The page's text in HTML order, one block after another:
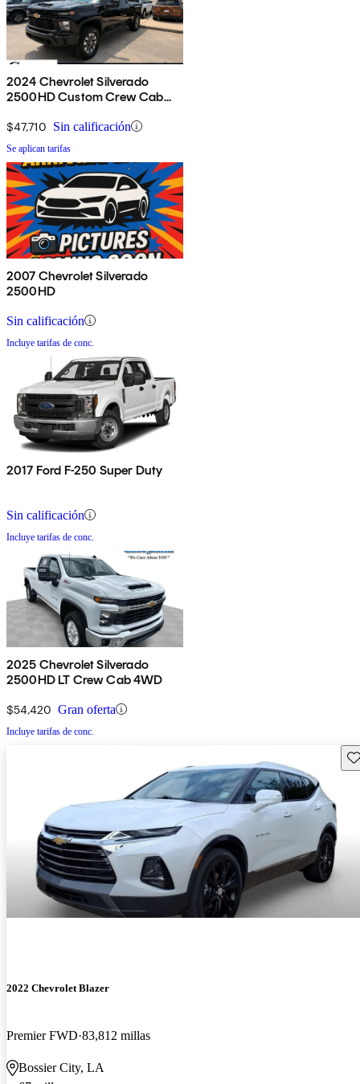
2024 Chevrolet Silverado
2500HD Custom Crew Cab
$47,710 Sin calificación
Se aplican tarifas
2007 Chevrolet Silverado
2500HD
Sin calificación
Incluye tarifas de conc.
2017 Ford F-250 Super Duty
Sin calificación
Incluye tarifas de conc.
2025 Chevrolet Silverado
2500HD LT Crew Cab 4WD
$54,420 Gran oferta
Incluye tarifas de conc.
2022 Chevrolet Blazer
Premier FWD 83,812 millas
Bossier City, LA